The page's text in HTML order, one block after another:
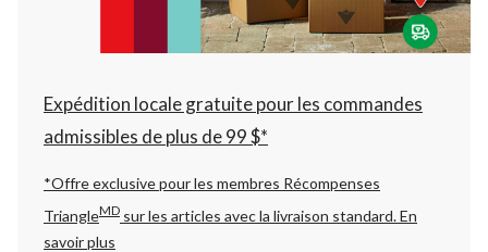
à
22:00
changer
Expédition locale gratuite pour les commandes
admissibles de plus de 99 $*
*Offre exclusive pour les membres Récompenses
TriangleMD sur les articles avec la livraison standard.En
savoir plus